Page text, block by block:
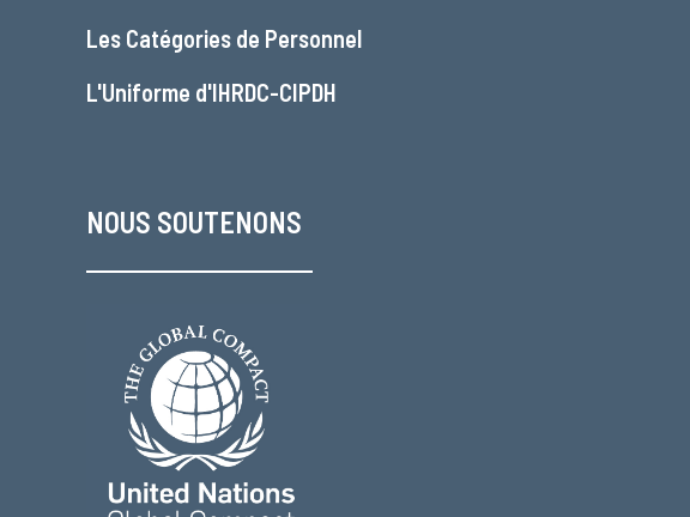
Les Catégories de Personnel
L'Uniforme d'IHRDC-CIPDH
NOUS SOUTENONS